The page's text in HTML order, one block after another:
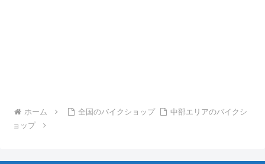
ホーム 全国のバイクショップ
中部エリアのバイクシ
ョップ